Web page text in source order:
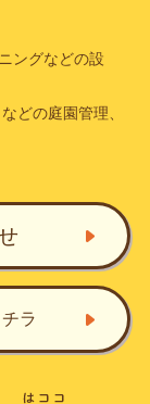
ングなどの設
どの庭園管理、
ラ